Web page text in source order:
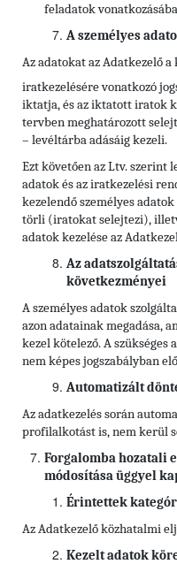
feladatok
A személyes
Az adatokat az Adatkezelő
iratkezelésére vonatkozó
iktatja, és az iktatott iratok
tervben meghatározott
– levéltárba adásáig kezeli.
Ezt követően az Ltv. szerint
adatok és az iratkezelési
kezelendő személyes
törli (iratokat selejtezi),
adatok kezelése az
Az
következményei
A személyes adatok
azon adatainak megadása,
kezel kötelező. A szükséges
nem képes jogszabályban
Automatizált
Az adatkezelés során
profilalkotást is, nem kerül
Forgalomba hozatali
módosítása üggyel
Érintettek
Az Adatkezelő közhatalmi
Kezelt adatok